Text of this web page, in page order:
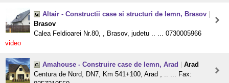
Altair - Constructii case si structuri de lemn, Brasov
Brasov
Calea Feldioarei Nr.80, , Brasov, judetu .. ... 0730005966
video
Amahouse - Construire case de lemn, Arad
Arad
Centura de Nord, DN7, Km 541+100, Arad , .. ... Fax: